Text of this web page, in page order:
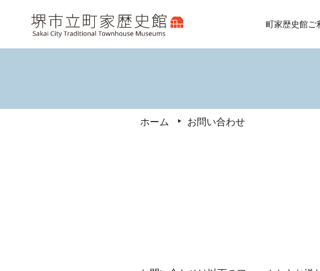
町家歴史館ご
ホーム お問い合わせ